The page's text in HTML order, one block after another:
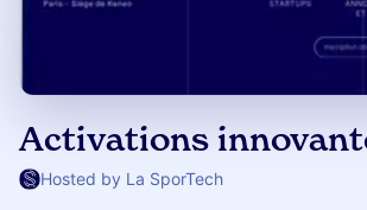
Activations
Hosted by La SporTech